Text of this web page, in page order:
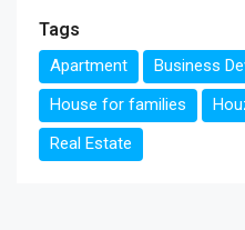
Tags
Apartment
Business
House for families
Real Estate